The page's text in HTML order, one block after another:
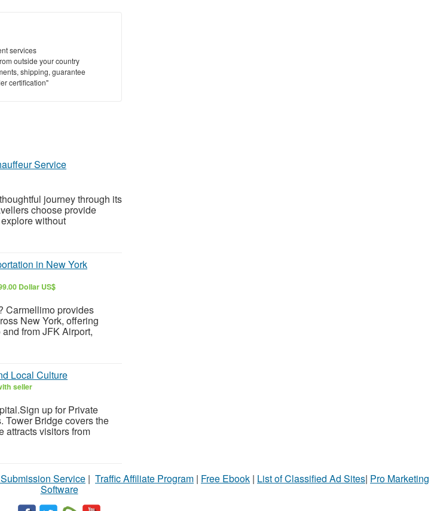
services
outside your country
shipping, guarantee
certification"
Service
journey through its
choose provide
without
in New York
Dollar US$
Carmellimo provides
New York, offering
from JFK Airport,
Local Culture
seller
up for Private
Tower Bridge covers the
attracts visitors from
Service | Traffic Affiliate Program | Free Ebook | List of Classified Ad Sites| Pro Marketing
Software